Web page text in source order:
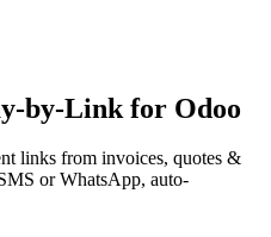
by-Link for Odoo
links from invoices, quotes &
or WhatsApp, auto-